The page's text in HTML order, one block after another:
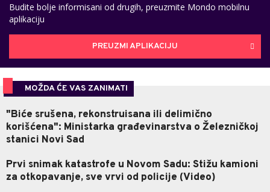
Budite bolje informisani od drugih, preuzmite Mondo mobilnu
aplikaciju
PREUZMI APLIKACIJU
MOŽDA ĆE VAS ZANIMATI
"Biće srušena, rekonstruisana ili delimično
korišćena": Ministarka građevinarstva o Železničkoj
stanici Novi Sad
Prvi snimak katastrofe u Novom Sadu: Stižu kamioni
za otkopavanje, sve vrvi od policije (Video)